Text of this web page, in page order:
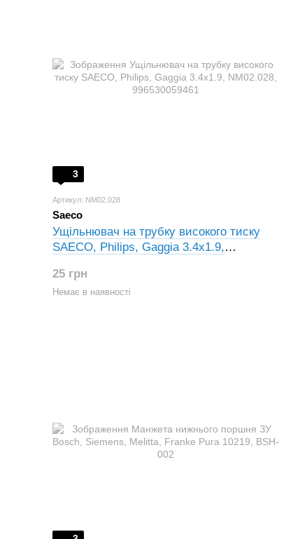
3
Артикул: NM02.028
Saeco
Ущільнювач на трубку високого тиску
SAECO, Philips, Gaggia 3.4x1.9,
25 грн
Немає в наявності